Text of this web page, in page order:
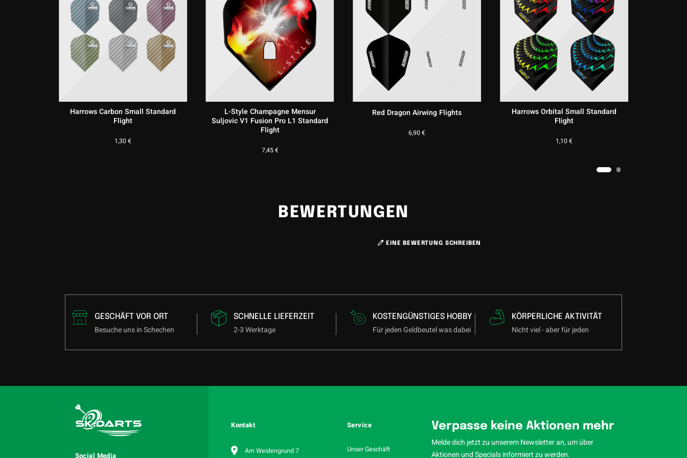
L-Style Champagne N9 Love Beer
Pro L1 Standard Flight
8,95
L-Style Champagne Fallon
Sherrock V2 Pro L1 Standard Flight
Bull’s NL Smiley Standard Flight
1,30
L-Style Champagne EZ L3 Small
Standard Flight
6,95
BEWERTUNGEN
EINE BEWERTUNG SCHREIBEN
GESCHÄFT VOR ORT
Besuche uns in Schechen
SCHNELLE LIEFERZEIT
2-3 Werktage
KOSTENGÜNSTIGES HOBBY
Für jeden Geldbeutel was dabei
KÖRPERLICHE AKTIVITÄT
Nicht viel - aber für jeden
Social Media
Kontakt
Am Weidengrund 7
Service
Unser Geschäft
Verpasse keine Aktionen mehr
Melde dich jetzt zu unserem Newsletter an, um über
Aktionen und Specials informiert zu werden.